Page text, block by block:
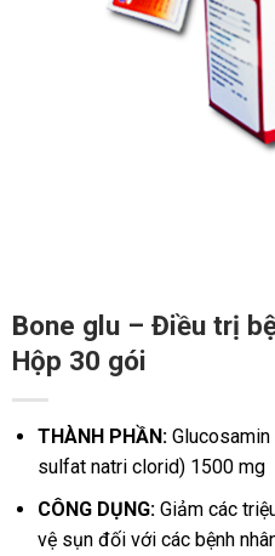
Bone glu – Điều trị
Hộp 30 gói
THÀNH PHẦN:
sulfat natri clorid) 1500 mg
CÔNG DỤNG: Giảm các
vệ sụn đối với các bệnh